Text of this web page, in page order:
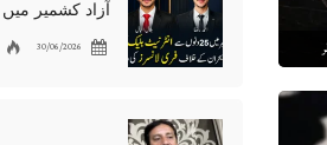
30/06/2026